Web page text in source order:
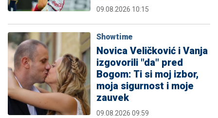
09.08.2026 10:15
Showtime
Novica Veličković i Vanja
izgovorili "da" pred
Bogom: Ti si moj izbor,
moja sigurnost i moje
zauvek
09.08.2026 09:59